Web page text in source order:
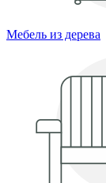
Мебель из дерева